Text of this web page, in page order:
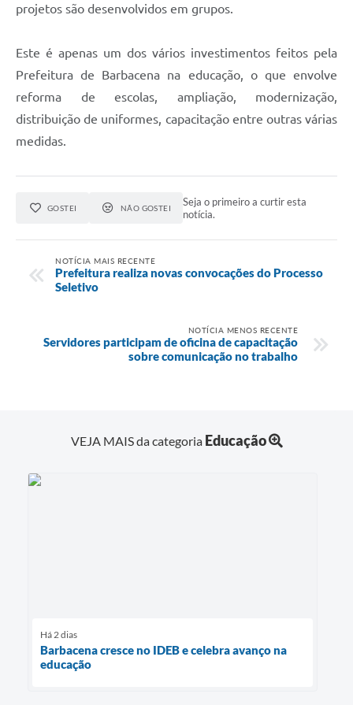
projetos são desenvolvidos em grupos.
Este é apenas um dos vários investimentos feitos pela
Prefeitura de Barbacena na educação, o que envolve
reforma de escolas, ampliação, modernização,
distribuição de uniformes, capacitação entre outras várias
medidas.
GOSTEI NÃO GOSTEI
Seja o primeiro a curtir esta
notícia.
NOTÍCIA MAIS RECENTE
Prefeitura realiza novas convocações do Processo
Seletivo
NOTÍCIA MENOS RECENTE
Servidores participam de oficina de capacitação
sobre comunicação no trabalho
VEJA MAIS da categoria Educação
Há 2 dias
Barbacena cresce no IDEB e celebra avanço na
educação